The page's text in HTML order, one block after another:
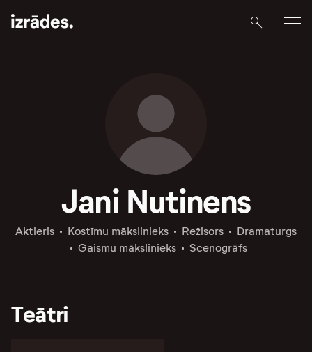
Jani Nutinens
Aktieris Kostīmu mākslinieks Režisors
Dramaturgs
Gaismu mākslinieks
Scenogrāfs
Teātri